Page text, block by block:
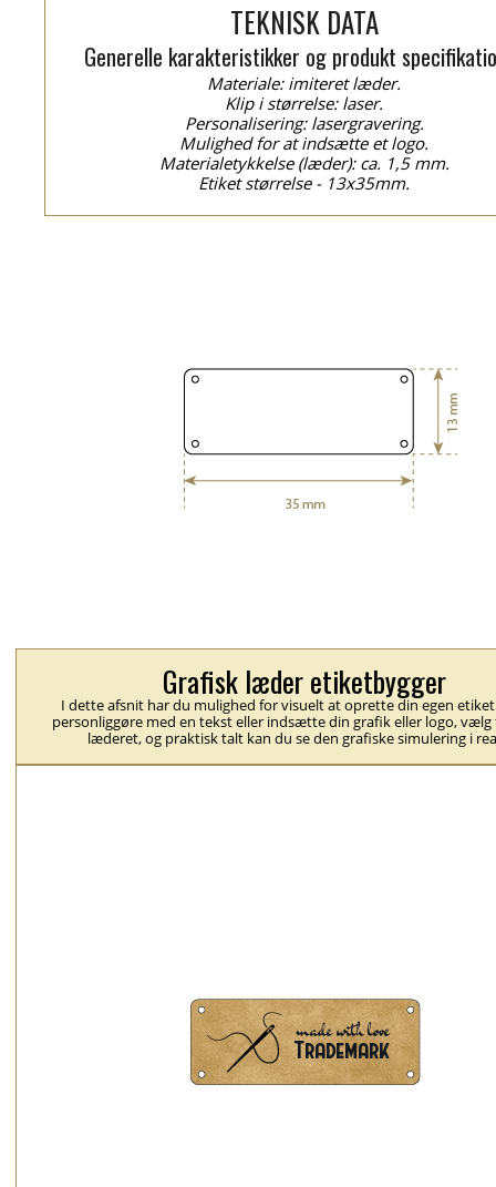
TEKNISK DATA
Generelle karakteristikker og produkt
Materiale: imiteret læder.
Klip i størrelse: laser.
Personalisering: lasergravering.
Mulighed for at indsætte et logo.
Materialetykkelse (læder): ca. 1,5 mm.
Etiket størrelse - 13x35mm.
Grafisk læder etiketbygger
I dette afsnit har du mulighed for visuelt at oprette din egen
personliggøre med en tekst eller indsætte din grafik eller logo, vælg
læderet, og praktisk talt kan du se den grafiske simulering i